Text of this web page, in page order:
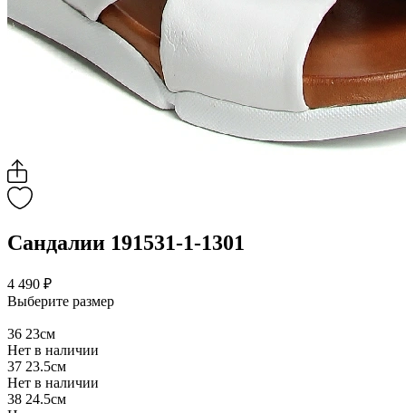
Сандалии 191531-1-1301
4 490 ₽
Выберите размер
36 23см
Нет в наличии
37 23.5см
Нет в наличии
38 24.5см